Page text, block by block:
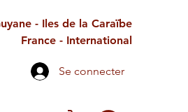
- Iles de la Caraïbe
France - International
Se connecter